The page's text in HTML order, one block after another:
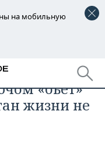
на мобильную
«бьет»
жизни не